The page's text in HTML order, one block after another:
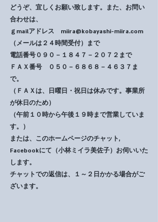
​どうぞ、宜しくお願い致します。また、お問い
合わせは、
ｇmailアドレス miira@kobayashi-miira.com
（メールは２４時間受付）まで
電話番号０９０－１８４７－２０７２まで
​ＦＡＸ番号 ０５０－６８６８－４６３７ま
で。
（ＦＡＸは、日曜日・祝日は休みです。事業所
が休日のため）
（午前１０時から午後１９時まで営業していま
す。）
または、このホームページのチャット,
Facebookにて（小林ミイラ美佐子）お伺いいた
します。
チャットでの返信は、１～２日かかる場合がご
ざいます。